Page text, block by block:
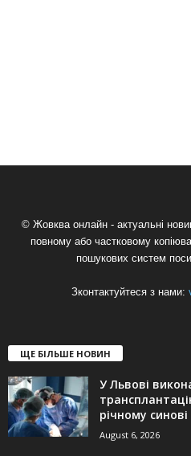
© Жовква онлайн - актуальні
повному або частковому
пошукових систем
Зконтактуйтеся з нами:
ЩЕ БІЛЬШЕ НОВИН
У Львові
річному синові
August 6, 2026